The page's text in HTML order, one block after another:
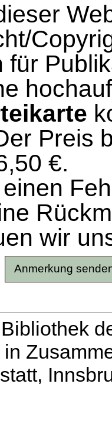
für
Preis
€.
wir